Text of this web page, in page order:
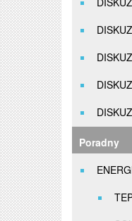
Poradny